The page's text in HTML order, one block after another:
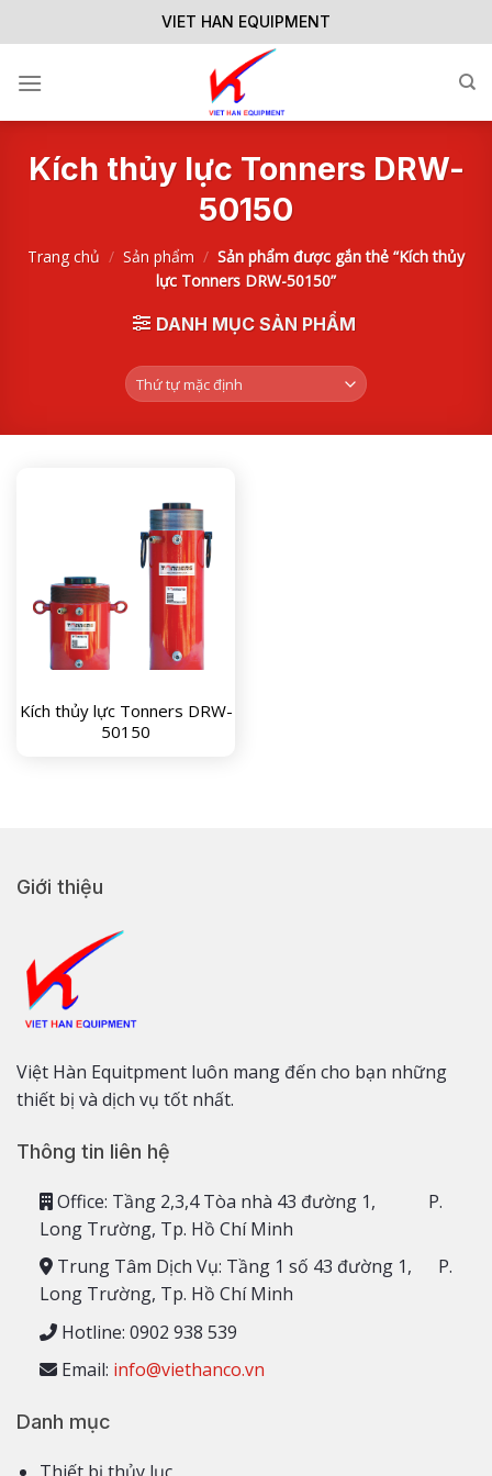
to
VIET HAN EQUIPMENT
Kích thủy lực Tonners DRW-
50150
Trang chủ / Sản phẩm / Sản phẩm được gắn thẻ “Kích thủy
lực Tonners DRW-50150”
DANH MỤC SẢN PHẨM
Kích thủy lực Tonners DRW-
50150
Giới thiệu
Việt Hàn Equitpment luôn mang đến cho bạn những
thiết bị và dịch vụ tốt nhất.
Thông tin liên hệ
Office: Tầng 2,3,4 Tòa nhà 43 đường 1, P.
Long Trường, Tp. Hồ Chí Minh
Trung Tâm Dịch Vụ: Tầng 1 số 43 đường 1, P.
Long Trường, Tp. Hồ Chí Minh
Hotline: 0902 938 539
Email: info@viethanco.vn
Danh mục